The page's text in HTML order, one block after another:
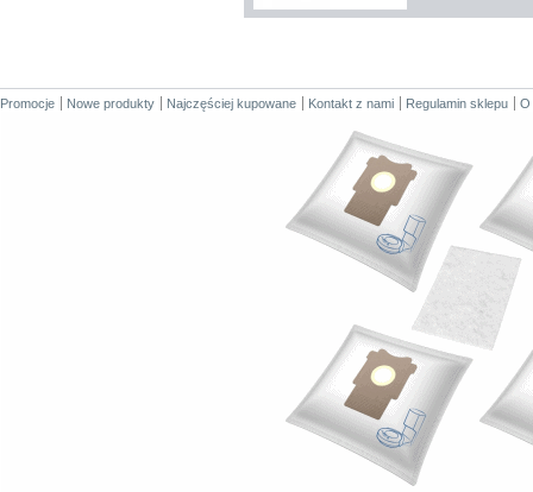
Promocje Nowe produkty Najczęściej kupowane Kontakt z nami Regulamin sklepu O